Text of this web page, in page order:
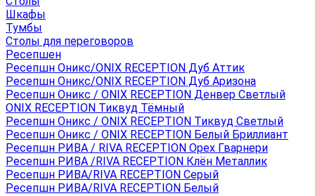
Шкафы
Тумбы
Столы для переговоров
Ресепшен
Ресепшн Оникс/ONIX RECEPTION Дуб Аттик
Ресепшн Оникс/ONIX RECEPTION Дуб Аризона
Ресепшн Оникс / ONIX RECEPTION Денвер Светлый
ONIX RECEPTION Тиквуд Тёмный
Ресепшн Оникс / ONIX RECEPTION Тиквуд Светлый
Ресепшн Оникс / ONIX RECEPTION Белый Бриллиант
Ресепшн РИВА / RIVA RECEPTION Орех Гварнери
Ресепшн РИВА /RIVA RECEPTION Клён Металлик
Ресепшн РИВА/RIVA RECEPTION Серый
Ресепшн РИВА/RIVA RECEPTION Белый